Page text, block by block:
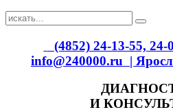
(4852) 24-13-55,
info@240000.ru |
И